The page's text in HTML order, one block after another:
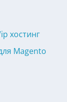
хостинг
Magento